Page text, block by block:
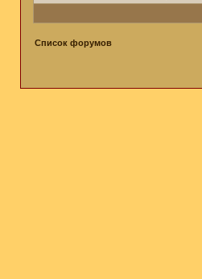
Список форумов